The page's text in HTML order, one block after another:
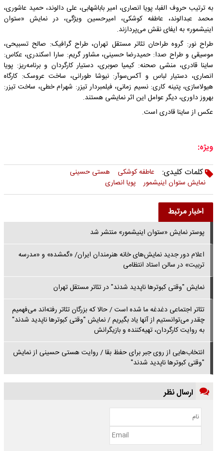
به ترتیب حروف الفبا، پویا انصاری، امیر باباشهابی، علی دالوند، حمید عاشوری،
محمد عبدالوند، عاطفه کوشکی، امیرحسین ویژگی، در نمایش «ستوان
اینیشمور» به ایفای نقش می‌پردازند.
طراح نور: گروه طراحان تئاتر مستقل تهران، طراح گرافیک: صالح تسبیحی،
موسیقی و طراح صدا: حمیدرضا حسینی، مشاور گریم: سارا اسکندری، عکاس:
ساینا قادری، منشی صحنه: کیمیا صوبری، دستیار کارگردان و برنامه‌ریز: پویا
انصاری، دستیار لباس و آکس‌سوآر: نیوشا طورانی، ساخت عروسک: کارگاه
هیولاسازی، پتینه کاری: نسیم زمانی، فیلمبردار تیزر: شهرام خطی، ساخت تیزر:
بهروز داوری، دیگر عوامل این اثر نمایشی هستند.
عکس از ساینا قادری است.
ویژه:
کلمات کلیدی:
عاطفه کوشکی
هستی حسینی
نمایش ستوان اینیشمور
پویا انصاری
اخبار مرتبط
پوستر نمایش «ستوان اینیشمور» منتشر شد
اعلام دور جدید نمایش‌های خانه هنرمندان ایران/ «گمشده» و «مدرسه
تربیت» در سالن استاد انتظامی
نمایش "وقتی کبوترها ناپدید شدند" در تئاتر مستقل تهران
تئاتر اجتماعی دغدغه‌ ما شده است / حالا که بزرگان تئاتر رفته‌اند می‌فهمیم
چقدر می‌توانستیم از آنها یاد بگیریم / نمایش "وقتی کبوترها ناپدید شدند"
به روایت کارگردان، تهیه‌کننده و بازیگرانش
انتخاب‌هایی از روی جبر برای حفظ بقا / روایت هستی حسینی از نمایش
"وقتی کبوترها ناپدید شدند"
ارسال نظر